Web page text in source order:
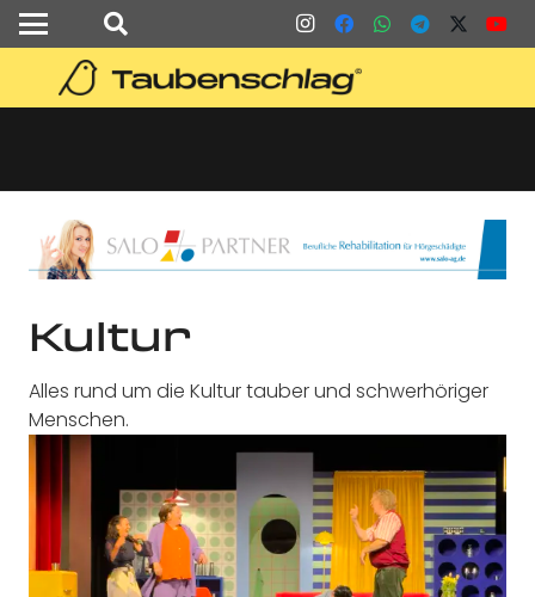
Kultur
Alles rund um die Kultur tauber und schwerhöriger
Menschen.